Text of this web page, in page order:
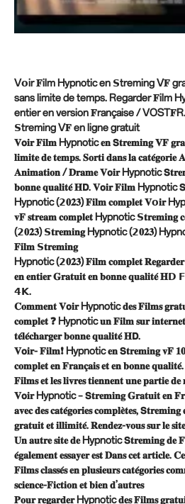
V𝗼ir 𝐅ilm Hypnotic en 𝗦treming V𝐅
sans limite de temps. Regarder 𝐅ilm
entier en version 𝐅rançaise /
𝗦treming V𝐅 en ligne gratuit
𝐕𝗼𝐢𝐫 𝐅𝐢𝐥𝐦 Hypnotic 𝐞𝐧 𝗦𝐭𝐫𝐞𝐦𝐢𝐧𝐠 𝐕𝐅
𝐥𝐢𝐦𝐢𝐭𝐞 𝐝𝐞 𝐭𝐞𝐦𝐩𝐬. 𝐒𝐨𝐫𝐭𝐢 𝐝𝐚𝐧𝐬 𝐥𝐚
𝐀𝐧𝐢𝐦𝐚𝐭𝐢𝐨𝐧 / 𝐃𝐫𝐚𝐦𝐞 𝐕𝗼𝐢𝐫 Hypnotic
𝐛𝐨𝐧𝐧𝐞 𝐪𝐮𝐚𝐥𝐢𝐭𝐞́ 𝐇𝗗. 𝐕𝗼𝐢𝐫 𝐅𝐢𝐥𝐦 Hypnotic
Hypnotic (𝟮𝟎𝟐𝟑) 𝐅𝐢𝐥𝐦 𝐜𝐨𝐦𝐩𝐥𝐞𝐭 𝐕𝗼𝐢𝐫
𝐯𝐅 𝐬𝐭𝐫𝐞𝐚𝐦 𝐜𝐨𝐦𝐩𝐥𝐞𝐭 Hypnotic 𝗦𝐭𝐫𝐞𝐦𝐢𝐧𝐠
(𝟮𝟎𝟐𝟑) 𝗦𝐭𝐫𝐞𝐦𝐢𝐧𝐠 Hypnotic (𝟮𝟎𝟐𝟑)
𝐅𝐢𝐥𝐦 𝗦𝐭𝐫𝐞𝐦𝐢𝐧𝐠
Hypnotic (𝟮𝟎𝟐𝟑) 𝐅𝐢𝐥𝐦 𝐜𝐨𝐦𝐩𝐥𝐞𝐭
𝐞𝐧 𝐞𝐧𝐭𝐢𝐞𝐫 𝐆𝐫𝐚𝐭𝐮𝐢𝐭 𝐞𝐧 𝐛𝐨𝐧𝐧𝐞 𝐪𝐮𝐚𝐥𝐢𝐭𝐞́
𝟰𝗞.
𝐂𝐨𝐦𝐦𝐞𝐧𝐭 𝐕𝗼𝐢𝐫 Hypnotic 𝐝𝐞𝐬 𝐅𝐢𝐥𝐦𝐬
𝐜𝐨𝐦𝐩𝐥𝐞𝐭 ❓ Hypnotic 𝐮𝐧 𝐅𝐢𝐥𝐦 𝐬𝐮𝐫
𝐭𝐞́𝐥𝐞́𝐜𝐡𝐚𝐫𝐠𝐞𝐫 𝐛𝐨𝐧𝐧𝐞 𝐪𝐮𝐚𝐥𝐢𝐭𝐞́ 𝐇𝗗.
𝐕𝗼𝐢𝐫- 𝐅𝐢𝐥𝐦❗ Hypnotic 𝐞𝐧 𝗦𝐭𝐫𝐞𝐦𝐢𝐧𝐠 𝐯𝐅
𝐜𝐨𝐦𝐩𝐥𝐞𝐭 𝐞𝐧 𝐅𝐫𝐚𝐧𝐜̧𝐚𝐢𝐬 𝐞𝐭 𝐞𝐧 𝐛𝐨𝐧𝐧𝐞
𝐅𝐢𝐥𝐦𝐬 𝐞𝐭 𝐥𝐞𝐬 𝐥𝐢𝐯𝐫𝐞𝐬 𝐭𝐢𝐞𝐧𝐧𝐞𝐧𝐭 𝐮𝐧𝐞 𝐩𝐚𝐫𝐭𝐢𝐞
𝐕𝗼𝐢𝐫 Hypnotic – 𝗦𝐭𝐫𝐞𝐦𝐢𝐧𝐠 𝐆𝐫𝐚𝐭𝐮𝐢𝐭 𝐞𝐧
𝐚𝐯𝐞𝐜 𝐝𝐞𝐬 𝐜𝐚𝐭𝐞́𝐠𝐨𝐫𝐢𝐞𝐬 𝐜𝐨𝐦𝐩𝐥𝐞̀𝐭𝐞𝐬,
𝐠𝐫𝐚𝐭𝐮𝐢𝐭 𝐞𝐭 𝐢𝐥𝐥𝐢𝐦𝐢𝐭𝐞́. 𝐑𝐞𝐧𝐝𝐞𝐳-𝐯𝐨𝐮𝐬 𝐬𝐮𝐫 𝐥𝐞
𝐔𝐧 𝐚𝐮𝐭𝐫𝐞 𝐬𝐢𝐭𝐞 𝐝𝐞 Hypnotic 𝗦𝐭𝐫𝐞𝐦𝐢𝐧𝐠 𝐝𝐞
𝐞́𝐠𝐚𝐥𝐞𝐦𝐞𝐧𝐭 𝐞𝐬𝐬𝐚𝐲𝐞𝐫 𝐞𝐬𝐭 𝐃𝐚𝐧𝐬 𝐜𝐞𝐭 𝐚𝐫𝐭𝐢𝐜𝐥𝐞.
𝐅𝐢𝐥𝐦𝐬 𝐜𝐥𝐚𝐬𝐬𝐞́𝐬 𝐞𝐧 𝐩𝐥𝐮𝐬𝐢𝐞𝐮𝐫𝐬 𝐜𝐚𝐭𝐞́𝐠𝐨𝐫𝐢𝐞𝐬
𝐬𝐜𝐢𝐞𝐧𝐜𝐞-𝐅𝐢𝐜𝐭𝐢𝐨𝐧 𝐞𝐭 𝐛𝐢𝐞𝐧 𝐝’𝐚𝐮𝐭𝐫𝐞𝐬
𝐏𝐨𝐮𝐫 𝐫𝐞𝐠𝐚𝐫𝐝𝐞𝐫 Hypnotic 𝐝𝐞𝐬 𝐅𝐢𝐥𝐦𝐬